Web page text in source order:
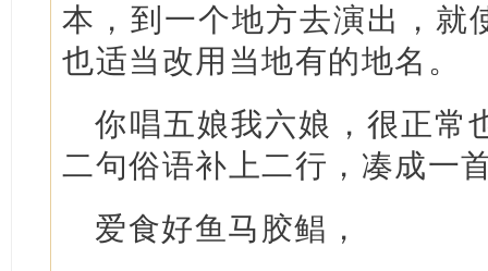
本，到一个地方去演出，就
也适当改用当地有的地名。
你唱五娘我六娘，很正常
二句俗语补上二行，凑成一
爱食好鱼马胶鲳，